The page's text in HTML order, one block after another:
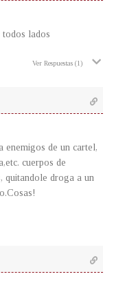
todos lados
Ver Respuestas (1)
enemigos de un cartel,
cuerpos de
quitandole droga a un